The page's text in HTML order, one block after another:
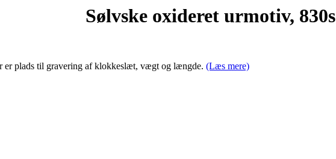
Sølvske oxideret urmotiv, 830s
er plads til gravering af klokkeslæt, vægt og længde. (Læs mere)